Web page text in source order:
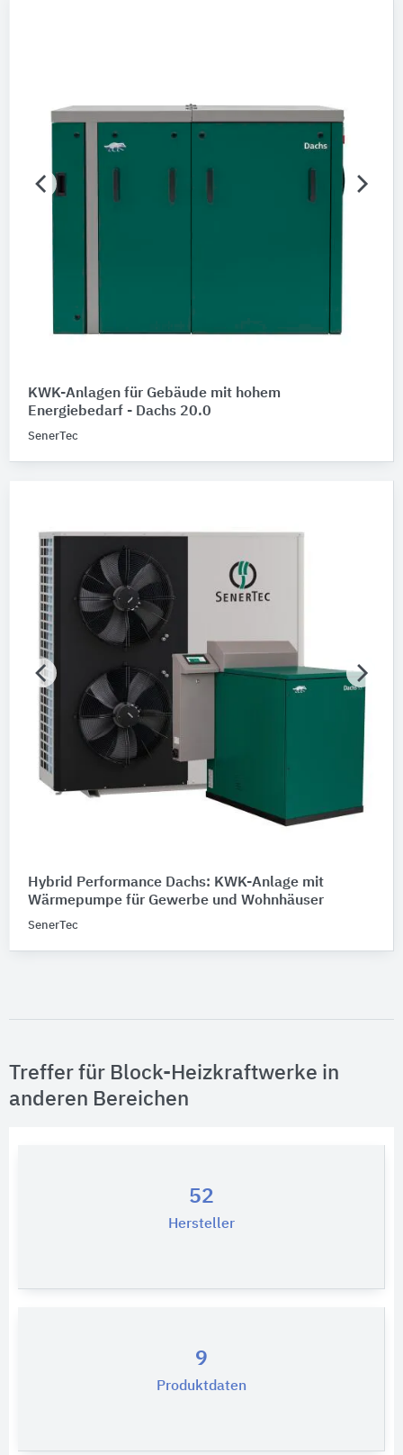
KWK-Anlagen für Gebäude mit hohem
Energiebedarf - Dachs 20.0
SenerTec
Hybrid Performance Dachs: KWK-Anlage mit
Wärmepumpe für Gewerbe und Wohnhäuser
SenerTec
Treffer für Block-Heizkraftwerke in
anderen Bereichen
52
Hersteller
9
Produktdaten